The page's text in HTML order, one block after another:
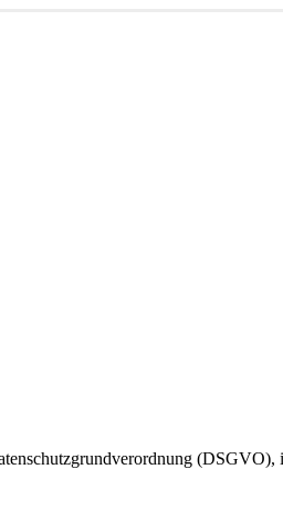
(DSGVO),